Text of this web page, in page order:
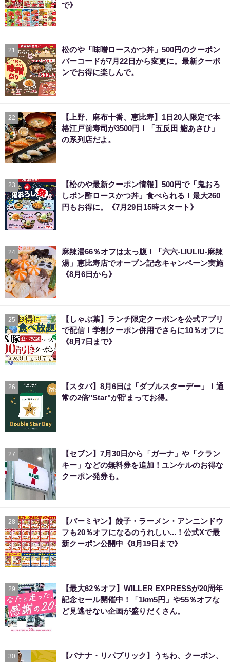
で》
21
松のや「味噌ロースかつ丼」500円のクーポン
バーコードが7月22日から変更に。最新クーポ
ンでお得に楽しんで。
22
【上野、麻布十番、恵比寿】1日20人限定で本
格江戸前寿司が3500円！「五反田 鮨あさひ」
の系列店だよ。
23
【松のや最新クーポン情報】500円で「鬼おろ
しポン酢ロースかつ丼」食べられる！最大260
円もお得に。《7月29日15時スタート》
24
麻辣湯66％オフは太っ腹！「六六-LIULIU-麻辣
湯」恵比寿店でオープン記念キャンペーン実施
《8月6日から》
25
【しゃぶ葉】ランチ限定クーポンを公式アプリ
で配信！学割クーポン併用でさらに10％オフに
《8月7日まで》
26
【スタバ】8月6日は「ダブルスターデー」！通
常の2倍"Star"が貯まってお得。
27
【セブン】7月30日から「ガーナ」や「クラン
キー」などの無料券を追加！ユンケルのお得な
クーポン発券も。
28
【バーミヤン】餃子・ラーメン・アンニンドウ
フも20％オフになるのうれしい...！公式Xで最
新クーポン公開中《8月19日まで》
29
【最大62％オフ】WILLER EXPRESSが20周年
記念セール開催中！「1km5円」や55％オフな
ど見逃せない企画が盛りだくさん。
30
【バナナ・リパブリック】うちわ、クーポン、